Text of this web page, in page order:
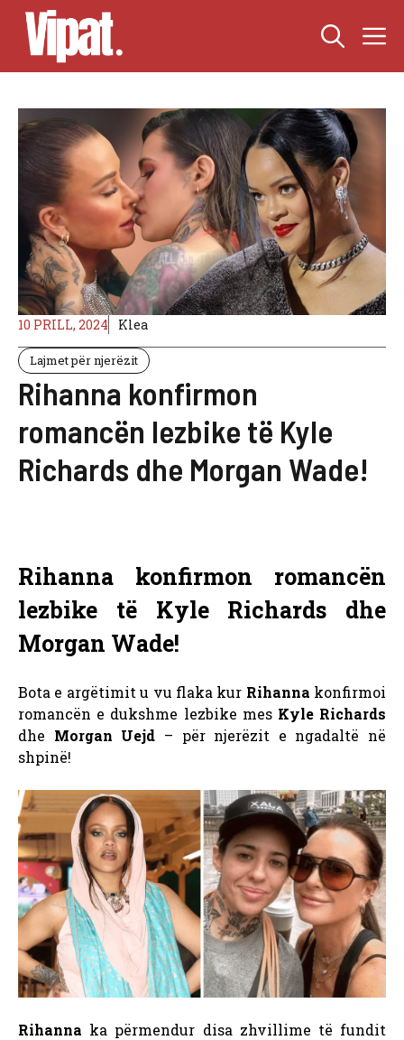
Skip
content
10 PRILL, 2024 Klea
Lajmet për njerëzit
Rihanna konfirmon
romancën lezbike të Kyle
Richards dhe Morgan Wade!
Rihanna konfirmon romancën
lezbike të Kyle Richards dhe
Morgan Wade!
Bota e argëtimit u vu flaka kur Rihanna konfirmoi
romancën e dukshme lezbike mes Kyle Richards
dhe Morgan Uejd – për njerëzit e ngadaltë në
shpinë!
Rihanna ka përmendur disa zhvillime të fundit